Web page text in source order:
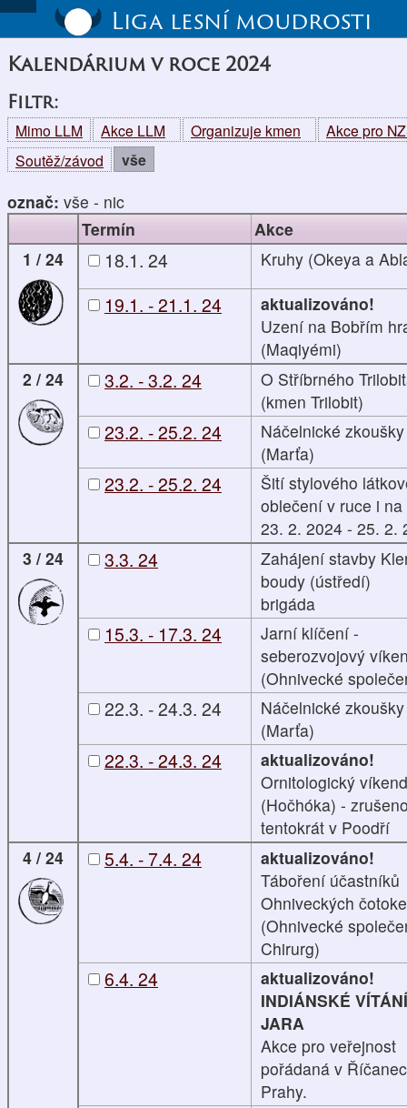
Liga lesní moudrosti
Kalendárium v roce 2024
Filtr:
Mimo LLM Akce LLM Organizuje kmen
Akce pro
Soutěž/závod
vše
označ: vše - nic
Termín
Akce
1 / 24
18.1. 24 Kruhy (Okeya a
19.1. - 21.1. 24
aktualizováno!
Uzení na Bobřím
(Maqiyémi)
2 / 24
3.2. - 3.2. 24
O Stříbrného
(kmen Trilobit)
23.2. - 25.2. 24
Náčelnické zkoušky
(Marťa)
23.2. - 25.2. 24
Šití stylového
oblečení v ruce i
23. 2. 2024 - 25. 2.
3 / 24
3.3. 24
Zahájení stavby
boudy (ústředí)
brigáda
15.3. - 17.3. 24
Jarní klíčení -
seberozvojový
(Ohnivecké
22.3. - 24.3. 24
Náčelnické zkoušky
(Marťa)
22.3. - 24.3. 24
aktualizováno!
Ornitologický víkend
(Hočhóka) -
tentokrát v Poodří
4 / 24
5.4. - 7.4. 24
aktualizováno!
Táboření účastníků
Ohniveckých
(Ohnivecké
Chirurg)
6.4. 24
aktualizováno!
INDIÁNSKÉ VÍTÁNÍ
JARA
Akce pro veřejnost
pořádaná v
Prahy.